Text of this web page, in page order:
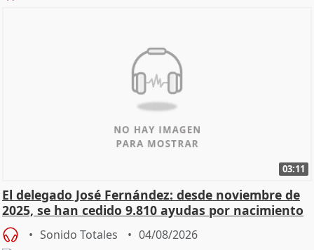
03:11
El delegado José Fernández: desde noviembre de
2025, se han cedido 9.810 ayudas por nacimiento
Sonido Totales 04/08/2026